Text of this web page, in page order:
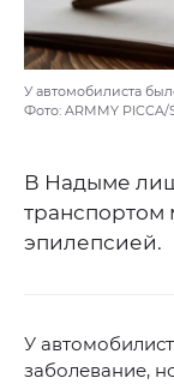
У автомобилиста
Фото: ARMMY
В Надыме
транспортом
эпилепсией.
У
заболевание,